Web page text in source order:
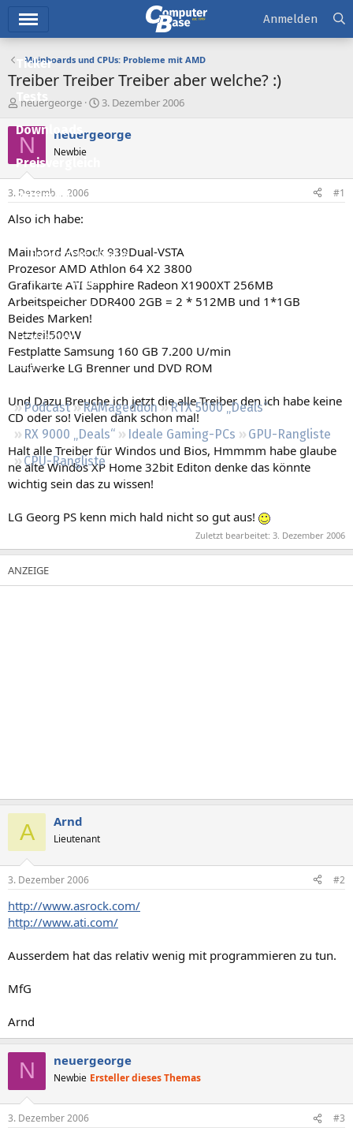
Ticker
Downloads
Preisvergleich
Forum
Aktuelles
Empfohlene Inhalte
Neue Beiträge
Neueste Aktivitäten
Leserartikel
Regeln
Podcast RAMageddon
RTX 5000 „Deals“
RX 9000 „Deals“
Ideale Gaming-PCs
GPU-Rangliste
CPU-Rangliste
Anmelden
Mainboards und CPUs: Probleme mit AMD
Treiber Treiber Treiber aber welche? :)
E
s
t
e
l
e
r
neuergeorge
E
s
t
3. Dezember 2006
N neuergeorge
Newbie
3. Dezember 2006 #1
Also ich habe:
Mainbord AsRock 939Dual-VSTA
Prozesor AMD Athlon 64 X2 3800
Grafikarte ATI Sapphire Radeon X1900XT 256MB
Arbeitspeicher DDR400 2GB = 2 * 512MB und 1*1GB
Beides Marken!
Netzteil500W
Festplatte Samsung 160 GB 7.200 U/min
Laufwerke LG Brenner und DVD ROM
Und Dazu Breuche ich jetzt die alle Treiber den ich habe keine
CD oder so! Vielen dank schon mal!
Halt alle Treiber für Windos und Bios, Hmmmm habe glaube
ne alte Windos XP Home 32bit Editon denke das könnte
wichtig sein das zu wissen!
LG Georg PS kenn mich hald nicht so gut aus!
Zuletzt bearbeitet: 3. Dezember 2006
A Arnd
Lieutenant
3. Dezember 2006 #2
http://www.asrock.com/
http://www.ati.com/
Ausserdem hat das relativ wenig mit programmieren zu tun.
MfG
Arnd
N neuergeorge
Newbie Ersteller dieses Themas
3. Dezember 2006 #3